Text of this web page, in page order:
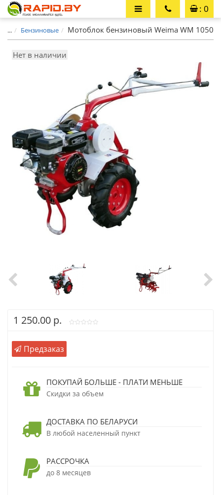
: 0
... Бензиновые Мотоблок бензиновый Weima WM 1050
Нет в наличии
1 250.00 р.
Предзаказ
ПОКУПАЙ БОЛЬШЕ - ПЛАТИ МЕНЬШЕ
Скидки за объем
ДОСТАВКА ПО БЕЛАРУСИ
В любой населенный пункт
РАССРОЧКА
до 8 месяцев